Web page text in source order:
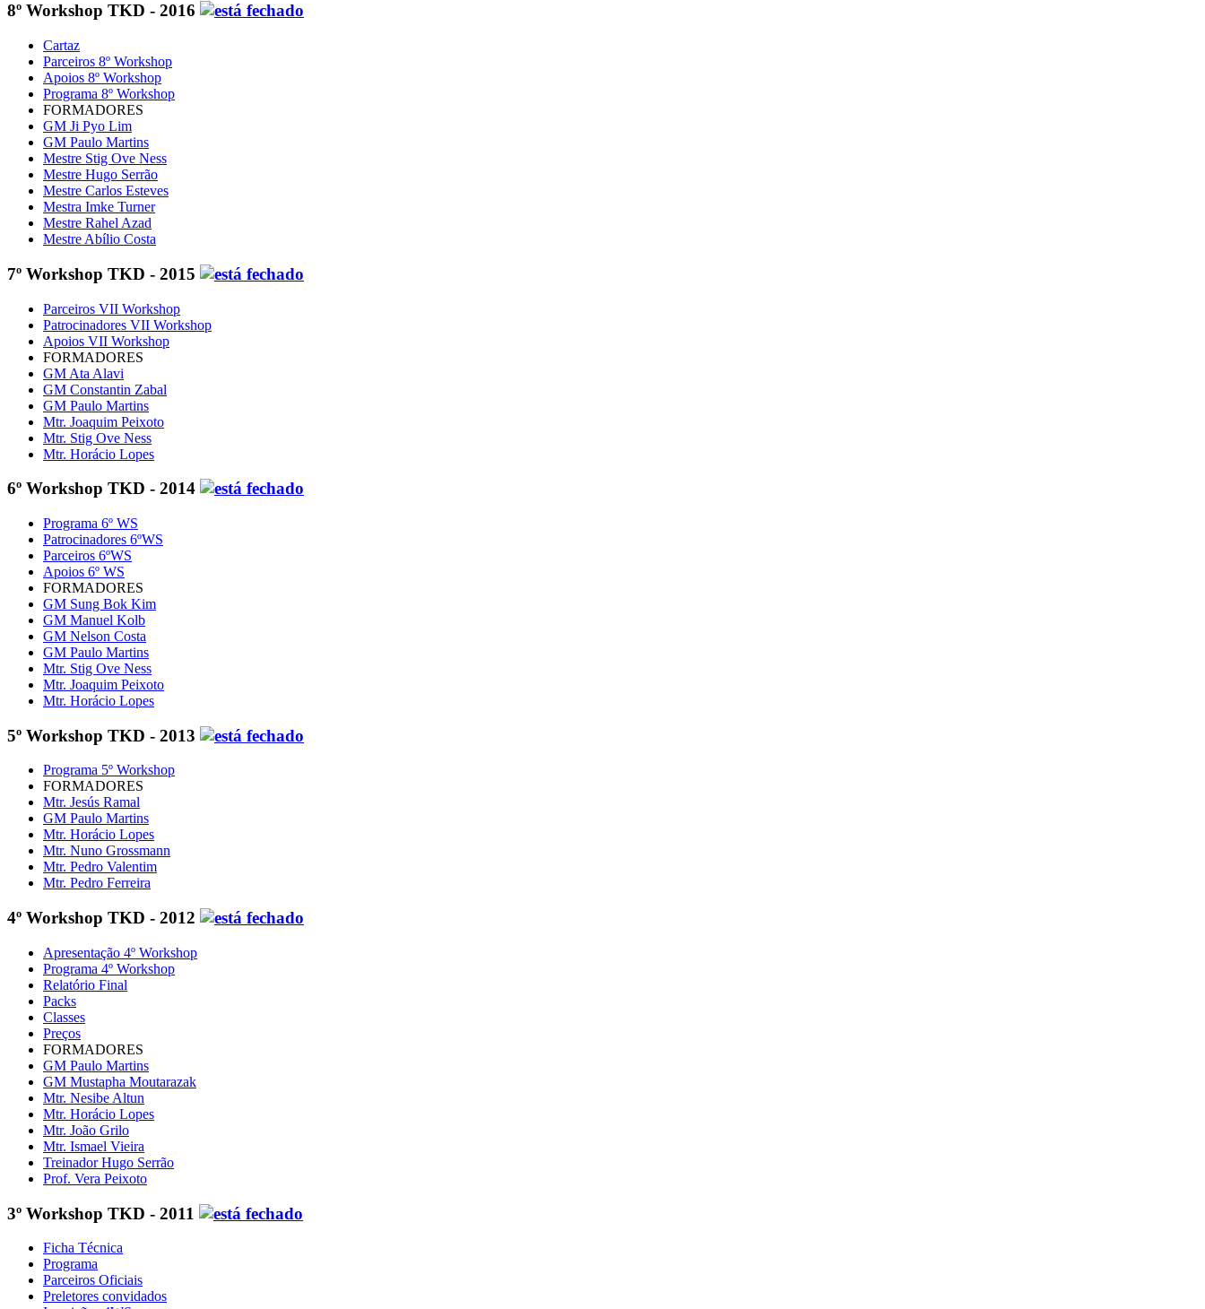
8º Workshop TKD - 2016
Cartaz
Parceiros 8º Workshop
Apoios 8º Workshop
Programa 8º Workshop
FORMADORES
GM Ji Pyo Lim
GM Paulo Martins
Mestre Stig Ove Ness
Mestre Hugo Serrão
Mestre Carlos Esteves
Mestra Imke Turner
Mestre Rahel Azad
Mestre Abílio Costa
7º Workshop TKD - 2015
Parceiros VII Workshop
Patrocinadores VII Workshop
Apoios VII Workshop
FORMADORES
GM Ata Alavi
GM Constantin Zabal
GM Paulo Martins
Mtr. Joaquim Peixoto
Mtr. Stig Ove Ness
Mtr. Horácio Lopes
6º Workshop TKD - 2014
Programa 6º WS
Patrocinadores 6ºWS
Parceiros 6ºWS
Apoios 6º WS
FORMADORES
GM Sung Bok Kim
GM Manuel Kolb
GM Nelson Costa
GM Paulo Martins
Mtr. Stig Ove Ness
Mtr. Joaquim Peixoto
Mtr. Horácio Lopes
5º Workshop TKD - 2013
Programa 5º Workshop
FORMADORES
Mtr. Jesús Ramal
GM Paulo Martins
Mtr. Horácio Lopes
Mtr. Nuno Grossmann
Mtr. Pedro Valentim
Mtr. Pedro Ferreira
4º Workshop TKD - 2012
Apresentação 4º Workshop
Programa 4º Workshop
Relatório Final
Packs
Classes
Preços
FORMADORES
GM Paulo Martins
GM Mustapha Moutarazak
Mtr. Nesibe Altun
Mtr. Horácio Lopes
Mtr. João Grilo
Mtr. Ismael Vieira
Treinador Hugo Serrão
Prof. Vera Peixoto
3º Workshop TKD - 2011
Ficha Técnica
Programa
Parceiros Oficiais
Preletores convidados